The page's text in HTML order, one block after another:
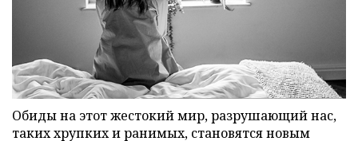
Обиды на этот жестокий мир, разрушающий нас,
таких хрупких и ранимых, становятся новым